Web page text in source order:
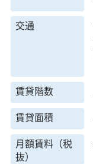
交通
賃貸階数
賃貸面積
月額賃料（税
抜）